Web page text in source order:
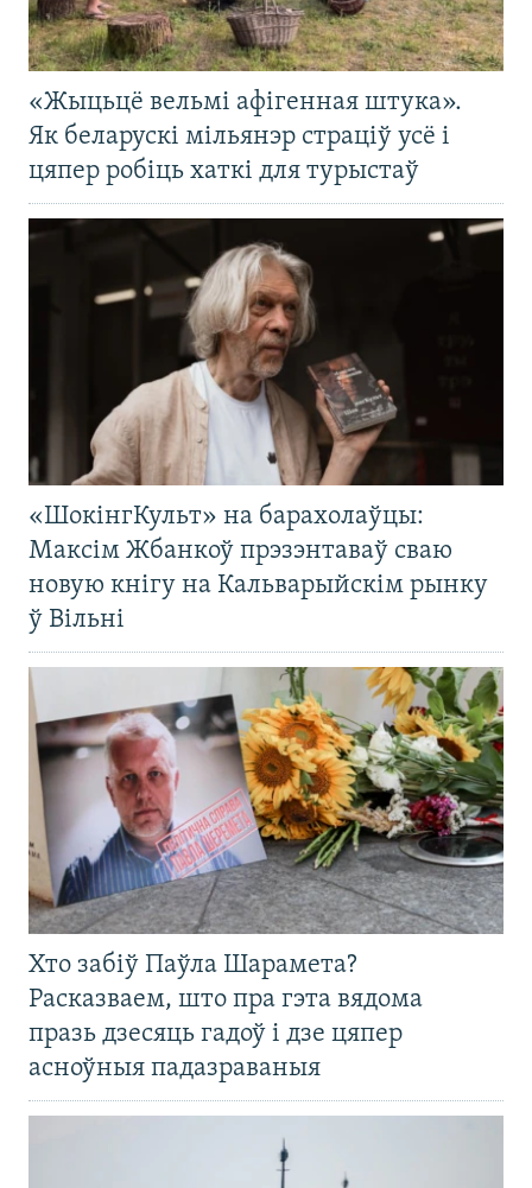
«Жыцьцё вельмі афігенная штука».
Як беларускі мільянэр страціў усё і
цяпер робіць хаткі для турыстаў
«ШокінгКульт» на барахолаўцы:
Максім Жбанкоў прэзэнтаваў сваю
новую кнігу на Кальварыйскім рынку
ў Вільні
Хто забіў Паўла Шарамета?
Расказваем, што пра гэта вядома
празь дзесяць гадоў і дзе цяпер
асноўныя падазраваныя